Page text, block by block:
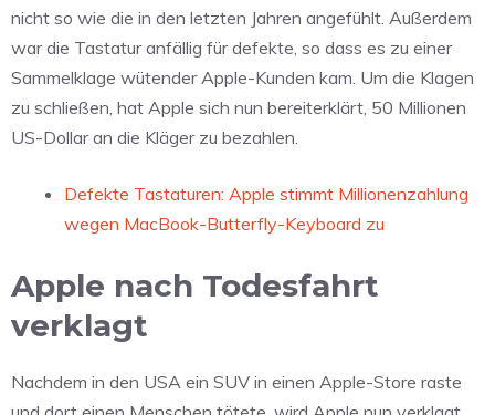
nicht so wie die in den letzten Jahren angefühlt. Außerdem
war die Tastatur anfällig für defekte, so dass es zu einer
Sammelklage wütender Apple-Kunden kam. Um die Klagen
zu schließen, hat Apple sich nun bereiterklärt, 50 Millionen
US-Dollar an die Kläger zu bezahlen.
Defekte Tastaturen: Apple stimmt Millionenzahlung
wegen MacBook-Butterfly-Keyboard zu
Apple nach Todesfahrt
verklagt
Nachdem in den USA ein SUV in einen Apple-Store raste